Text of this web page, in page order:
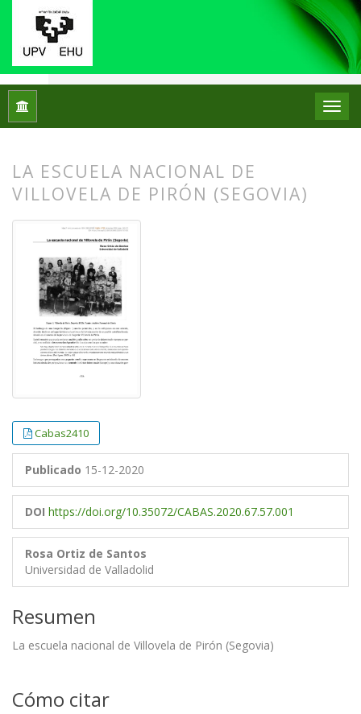
Inicio
LA ESCUELA NACIONAL DE
VILLOVELA DE PIRÓN (SEGOVIA)
Cabas2410
Publicado 15-12-2020
DOI https://doi.org/10.35072/CABAS.2020.67.57.001
Rosa Ortiz de Santos
Universidad de Valladolid
Resumen
La escuela nacional de Villovela de Pirón (Segovia)
Cómo citar